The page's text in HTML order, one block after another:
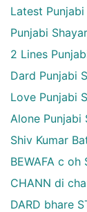
Latest
Punjabi
2 Lines
Dard Punjabi
Love Punjabi
Alone Punjabi
Shiv Kumar
BEWAFA c oh
CHANN di
DARD bhare